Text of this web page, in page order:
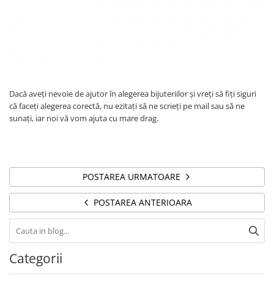
Dacă aveți nevoie de ajutor în alegerea bijuteriilor și vreți să fiți siguri
că faceți alegerea corectă, nu ezitați să ne scrieți pe mail sau să ne
sunați, iar noi vă vom ajuta cu mare drag.
POSTAREA URMATOARE
POSTAREA ANTERIOARA
Categorii